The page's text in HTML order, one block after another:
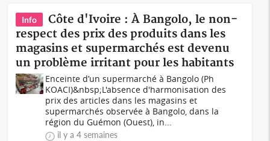
Info
Côte d'Ivoire : À Bangolo, le non-
respect des prix des produits dans les
magasins et supermarchés est devenu
un problème irritant pour les habitants
Enceinte d’un supermarché à Bangolo (Ph
KOACI)&nbsp;L'absence d'harmonisation des
prix des articles dans les magasins et
supermarchés observée à Bangolo, dans la
région du Guémon (Ouest), in...
il y a 4 semaines